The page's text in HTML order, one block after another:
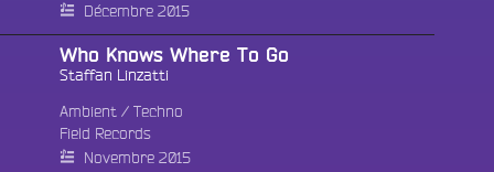
Décembre 2015
Who Knows Where To Go
Staffan Linzatti
Ambient / Techno
Field Records
Novembre 2015